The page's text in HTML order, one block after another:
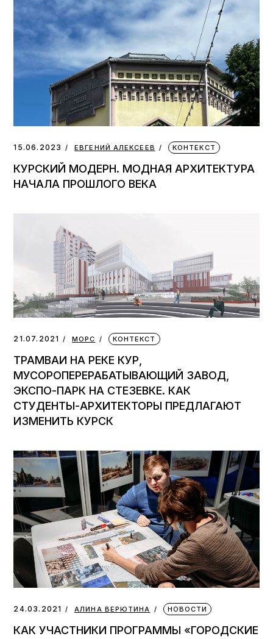
15.06.2023 ЕВГЕНИЙ АЛЕКСЕЕВ КОНТЕКСТ
КУРСКИЙ МОДЕРН. МОДНАЯ АРХИТЕКТУРА
НАЧАЛА ПРОШЛОГО ВЕКА
21.07.2021 МОРС КОНТЕКСТ
ТРАМВАИ НА РЕКЕ КУР,
МУСОРОПЕРЕРАБАТЫВАЮЩИЙ ЗАВОД,
ЭКСПО-ПАРК НА СТЕЗЕВКЕ. КАК
СТУДЕНТЫ-АРХИТЕКТОРЫ ПРЕДЛАГАЮТ
ИЗМЕНИТЬ КУРСК
24.03.2021 АЛИНА ВЕРЮТИНА НОВОСТИ
КАК УЧАСТНИКИ ПРОГРАММЫ «ГОРОДСКИЕ